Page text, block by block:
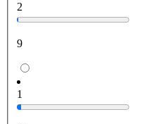
2
9
1